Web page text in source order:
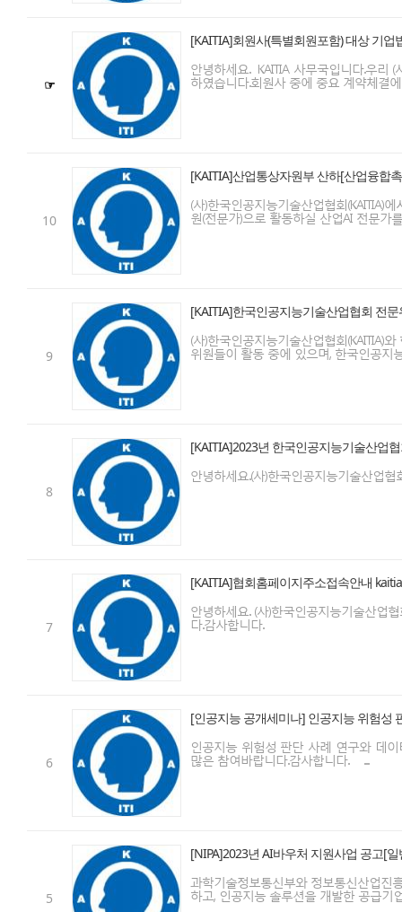
☞
[KAITIA]회원사(특별회원포함) 대상 기업
안녕하세요. KAITIA 사무국입니다.우리
하였습니다.회원사 중에 중요 계약체결에
10
[KAITIA]산업통상자원부 산하[산업융합
(사)한국인공지능기술산업협회
원(전문가)으로 활동하실 산업AI 전문가
9
[KAITIA]한국인공지능기술산업협회 전
(사)한국인공지능기술산업협회(KAITIA)
위원들이 활동 중에 있으며, 한국인공지
8
[KAITIA]2023년 한국인공지능기술산업
안녕하세요.(사)한국인공지능기술산업
7
[KAITIA]협회홈페이지주소접속안내
안녕하세요. (사)한국인공지능기술산업
다.감사합니다.
6
[인공지능 공개세미나] 인공지능 위험성
인공지능 위험성 판단 사례 연구와 데
많은 참여바랍니다.감사합니다. ...
5
[NIPA]2023년 AI바우처 지원사업 공고[
과학기술정보통신부와 정보통신산업진
하고, 인공지능 솔루션을 개발한 공급기